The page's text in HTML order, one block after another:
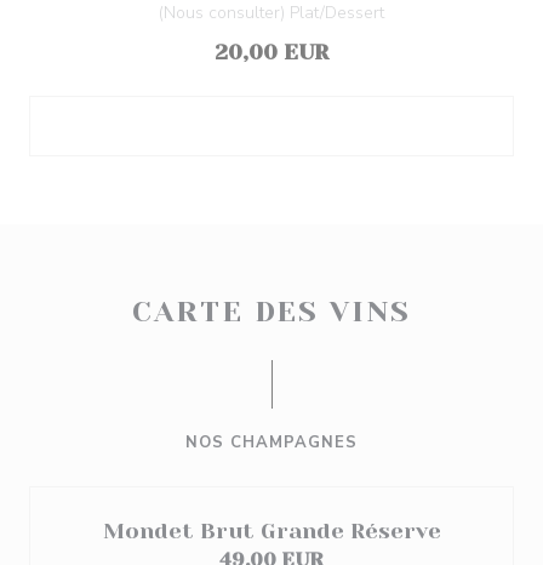
(Nous consulter) Plat/Dessert
20,00 EUR
CARTE DES VINS
NOS CHAMPAGNES
Mondet Brut Grande Réserve
49,00 EUR